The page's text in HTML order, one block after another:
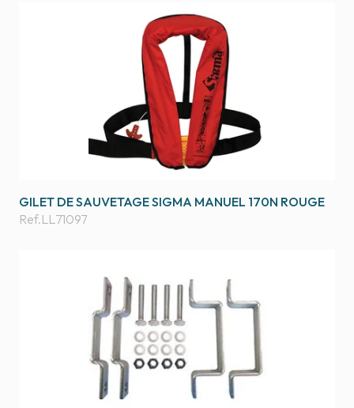
GILET DE SAUVETAGE SIGMA MANUEL 170N ROUGE
Ref.LL71097